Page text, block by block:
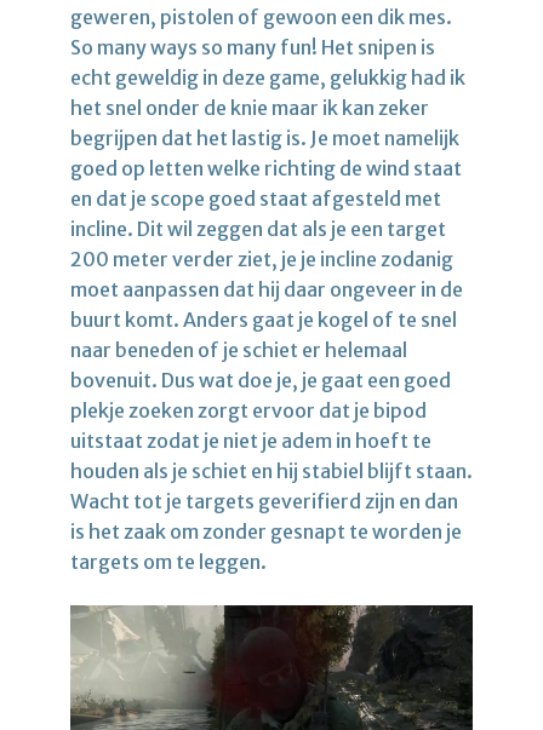
geweren, pistolen of gewoon een dik mes.
So many ways so many fun! Het snipen is
echt geweldig in deze game, gelukkig had ik
het snel onder de knie maar ik kan zeker
begrijpen dat het lastig is. Je moet namelijk
goed op letten welke richting de wind staat
en dat je scope goed staat afgesteld met
incline. Dit wil zeggen dat als je een target
200 meter verder ziet, je je incline zodanig
moet aanpassen dat hij daar ongeveer in de
buurt komt. Anders gaat je kogel of te snel
naar beneden of je schiet er helemaal
bovenuit. Dus wat doe je, je gaat een goed
plekje zoeken zorgt ervoor dat je bipod
uitstaat zodat je niet je adem in hoeft te
houden als je schiet en hij stabiel blijft staan.
Wacht tot je targets geverifierd zijn en dan
is het zaak om zonder gesnapt te worden je
targets om te leggen.